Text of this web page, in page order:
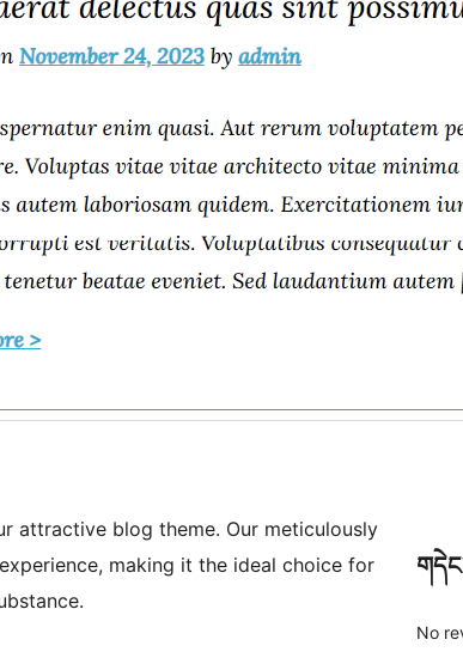
attractive blog theme. Our meticulously
making it the ideal choice for
No